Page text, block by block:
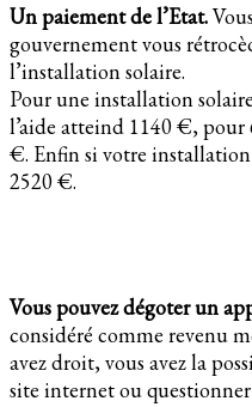
Un paiement de l’Etat.
gouvernement vous
l’installation solaire.
Pour une installation
l’aide atteind 1140 €, pour
€. Enfin si votre
2520 €.
Vous pouvez dégoter un
considéré comme revenu
avez droit, vous avez la
site internet ou